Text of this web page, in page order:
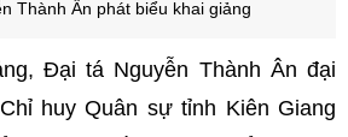
Thành Ân phát biểu khai giảng
Đại tá Nguyễn Thành Ân đại
huy Quân sự tỉnh Kiên Giang